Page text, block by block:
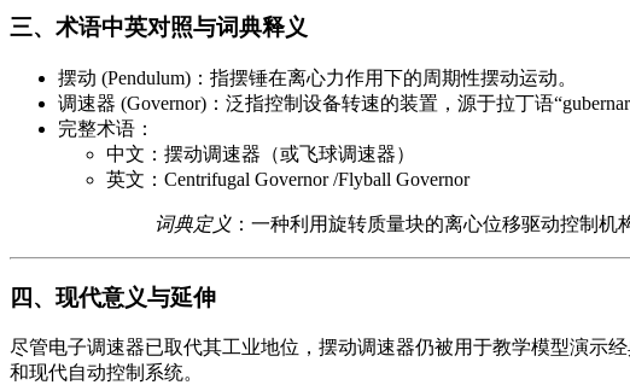
三、术语中英对照与词典释义
摆动 (Pendulum)：指摆锤在离心力作用下的周期性摆动运动。
调速器 (Governor)：泛指控制设备转速的装置，源于拉丁语
完整术语：
中文：摆动调速器（或飞球调速器）
英文：Centrifugal Governor /Flyball Governor
词典定义 ：一种利用旋转质量块的离心位移驱动控制
四、现代意义与延伸
尽管电子调速器已取代其工业地位，摆动调速器仍被用于教学模型演示
和现代自动控制系统。